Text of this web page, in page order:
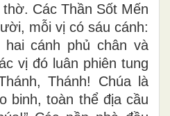
Các Thần Sốt Mến
mỗi vị có sáu cánh:
cánh phủ chân và
vị đó luân phiên tung
Thánh! Chúa là
binh, toàn thể địa cầu